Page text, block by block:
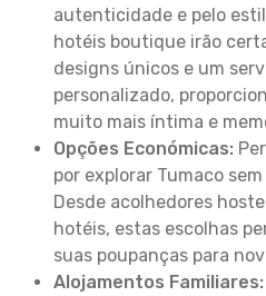
autenticidade e pelo
hotéis boutique irão
designs únicos e um
personalizado,
muito mais íntima e
Opções Económicas:
por explorar Tumaco
Desde acolhedores
hotéis, estas escolhas
suas poupanças para
Alojamentos Familiares: